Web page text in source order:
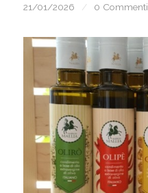
21/01/2026 / 0 Commenti